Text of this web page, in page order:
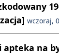
wczoraj,
i apteka na